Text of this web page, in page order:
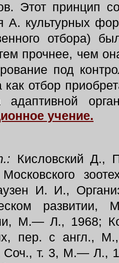
Этот принцип
А. культурных
отбора)
прочнее, чем
под
как отбор
адаптивной
учение.
Кисловский Д.,
И. И.,
М.— Л., 1968;
пер. с англ.,
Соч., т. 3, М.— Л.,